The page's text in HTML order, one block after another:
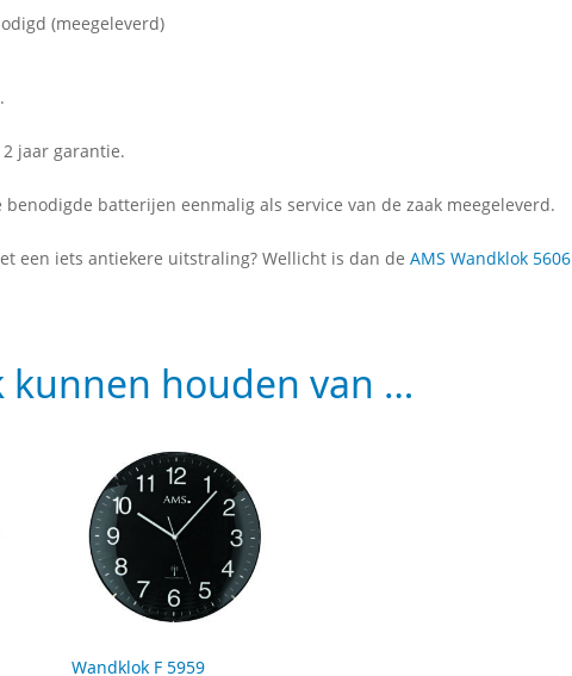
(meegeleverd)
jaar garantie.
batterijen eenmalig als service van de zaak meegeleverd.
een iets antiekere uitstraling? Wellicht is dan de AMS Wandklok 5606
kunnen houden van …
Wandklok F 5959